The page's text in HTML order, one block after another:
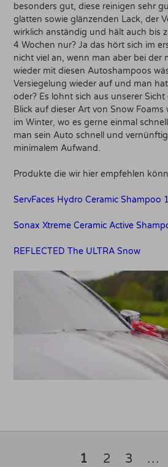
besonders gut, diese reinigen sehr
glatten sowie glänzenden Lack, der
wirklich anständig und hält auch bis
4 Wochen nur? Ja das hört sich im
nicht viel an, wenn man aber bei der
wieder mit diesen Autoshampoos
Versiegelung wieder auf und man
oder? Es lohnt sich aus unserer
Blick auf dieser Art von Snow
im Winter, wo es gerne einmal
man sein Auto schnell und
minimalem Aufwand.
Produkte die wir hier empfehlen
ServFaces Hydro Ceramic Shampoo
Sonax Xtreme Ceramic Active
REFLECTED The ULTRA Snow
1 2 3 …